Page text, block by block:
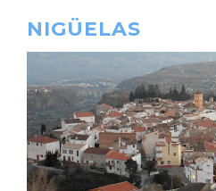
NIGÜELAS